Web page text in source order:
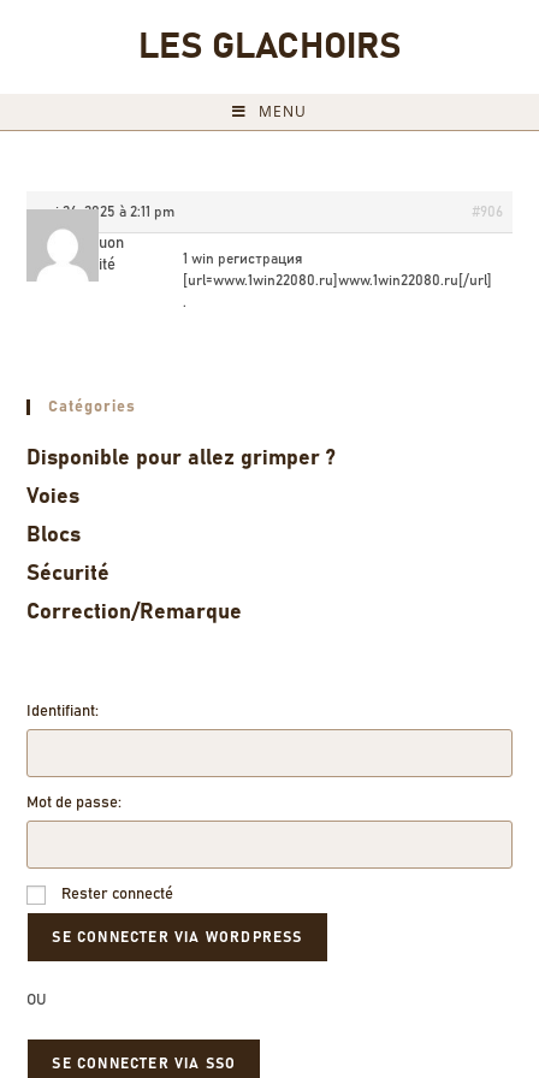
LES GLACHOIRS
MENU
mai 26, 2025 à 2:11 pm #906
1win_nuon
Invité
1 win регистрация
[url=www.1win22080.ru]www.1win22080.ru[/url]
.
Catégories
Disponible pour allez grimper ?
Voies
Blocs
Sécurité
Correction/Remarque
Identifiant:
Mot de passe:
Rester connecté
OU
SE CONNECTER VIA SSO